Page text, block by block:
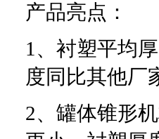
产品亮点：
1 、衬塑平均
度同比其他厂
2、 罐体锥形